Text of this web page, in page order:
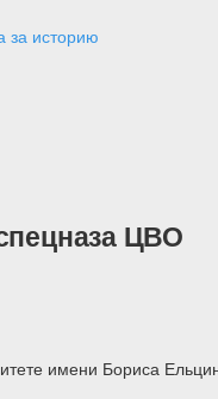
за историю
ЦВО
имени Бориса